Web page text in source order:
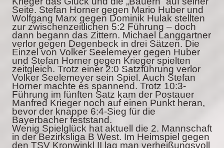
Seite. Stefan Horner gegen Mario Huber und
Wolfgang Marx gegen Dominik Hulak stellten
zur zwischenzeitlichen 5:2 Führung – doch
dann begann das Zittern. Michael Langgartner
verlor gegen Degenbeck in drei Sätzen. Die
Einzel von Volker Seelemeyer gegen Huber
und Stefan Horner gegen Krieger spielten
zeitgleich. Trotz einer 2:0 Satzführung verlor
Volker Seelemeyer sein Spiel. Auch Stefan
Horner machte es spannend. Trotz 10:3-
Führung im fünften Satz kam der Postauer
Manfred Krieger noch auf einen Punkt heran,
bevor der knappe 6:4-Sieg für die
Bayerbacher feststand.
Wenig Spielglück hat aktuell die 2. Mannschaft
in der Bezirksliga B West. Im Heimspiel gegen
den TSV Kronwinkl II lag man verheißungsvoll